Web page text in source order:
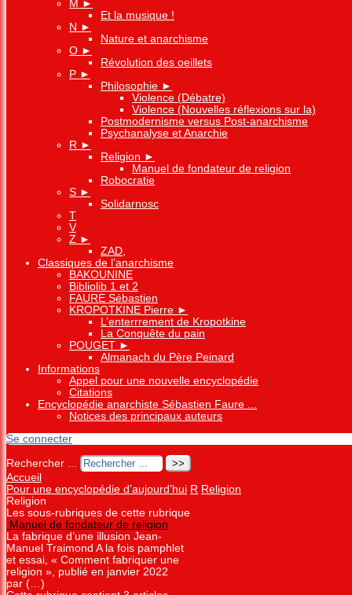
M ►
Et la musique !
N ►
Nature et anarchisme
O ►
Révolution des oeillets
P ►
Philosophie ►
Violence (Débatre)
Violence (Nouvelles réflexions sur la)
Postmodernisme versus Post-anarchisme
Psychanalyse et Anarchie
R ►
Religion ►
Manuel de fondateur de religion
Robocratie
S ►
Solidarnosc
T
V
Z ►
ZAD,
Classiques de l’anarchisme
BAKOUNINE
Bibliolib 1 et 2
FAURE Sébastien
KROPOTKINE Pierre ►
L’enterrrement de Kropotkine
La Conquête du pain
POUGET ►
Almanach du Père Peinard
Informations
Appel pour une nouvelle encyclopédie
Citations
Encyclopédie anarchiste Sébastien Faure ...
Notices des principaux auteurs
Se connecter
Rechercher ...
Accueil
Pour une encyclopédie d’aujourd’hui R Religion
Religion
Les sous-rubriques de cette rubrique
Manuel de fondateur de religion
La fabrique d’une illusion Jean-
Manuel Traimond A la fois pamphlet
et essai, « Comment fabriquer une
religion », publié en janvier 2022
par (…)